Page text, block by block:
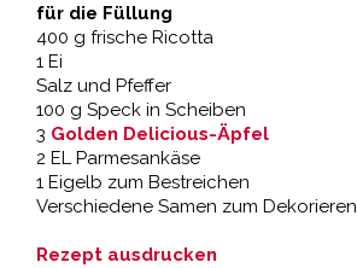
für die Füllung
400 g frische Ricotta
1 Ei
Salz und Pfeffer
100 g Speck in Scheiben
3 Golden Delicious-Äpfel
2 EL Parmesankäse
1 Eigelb zum Bestreichen
Verschiedene Samen zum Dekorieren
Rezept ausdrucken